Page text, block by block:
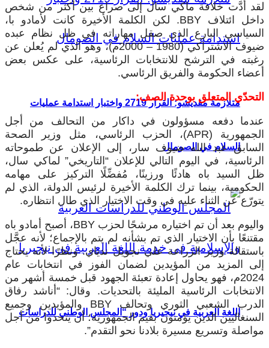
متلازمة مقديشو: القرار 2719 واختبار استدامة عمليات
السلام في الصومال
اللغة العربية في نيجيريا ودور “المجلس الوطني للدراسات
لقد أدَّت خلافة ماكي سال إلى صراع بين أكثر من شخص
داخل ائتلاف BBY. لكن الكلمة الأخيرة كانت لأمادو با،
السياسي البارع الذي صقل مهاراته في ظل نظام عبده
ضيوف الاشتراكي (1980 – 2000م)، وهو الذي لم يُعلن عن
رغبته في الترشح للانتخابات الرئاسية، على عكس بعض
أعضاء الحكومة والفريق الرئاسي.
التحدّي المتعلق بوحدة الصف:
عندما دفعه مسؤولون في داكار من التحالف من أجل
الجمهورية (APR)، الحزب الرئاسي، مثل وزير الصحة
السابق عبد الله ضيوف سار، إلى الإعلان عن طموحاته
الرئاسية، في اليوم التالي للإعلان “التاريخي” لماكي سال،
ظل السيد باه هادئًا ورزينًا، مُفضِّلًا التركيز على مهامه
الحكومية، بينما ترك الكلمة الأخيرة لرئيس الدولة، الذي لم
يتورّع عن الثناء عليه في وقت الاختيار الذي طال انتظاره.
واليوم بعد أن تم اختياره مرشحًا لحزب BBY، أصبح أمادو باه
مقتنعًا بأن الاختيار الذي تم بشأنه لم يتم بالإجماع؛ لأنه عجَّل
باستقالة وزير الزراعة علي نجويل ندياي. ونظرًا لأنه يحتاج
إلى المزيد من المؤيدين لضمان الفوز في انتخابات عام
2024م، فهو يحاول إعادة تعبئة الجهود قبل خمسة أشهر من
الانتخابات الرئاسية المليئة بالتحديات. وقال: “أناشد رفاق
الدرب الشعبي الثوري وتحالف BBY والمؤيدين وجميع
السنغاليين الذين يؤمنون بقيم الجمهورية؛ أن يتحدوا من أجل
مواصلة وتسريع مسيرة بلادنا نحو التقدم”.